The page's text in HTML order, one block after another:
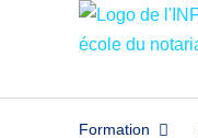
Formation